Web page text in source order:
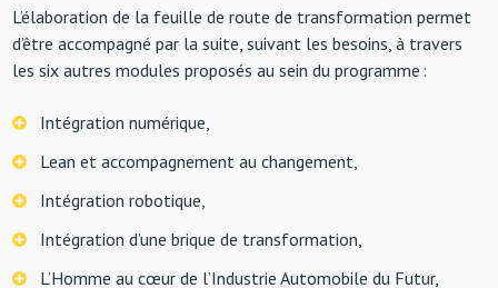
L’élaboration de la feuille de route de transformation permet
d’être accompagné par la suite, suivant les besoins, à travers
les six autres modules proposés au sein du programme :
Intégration numérique
Lean et accompagnement au changement
Intégration robotique,
Intégration d’une brique de transformation,
L’Homme au cœur de l’Industrie Automobile du Futur,